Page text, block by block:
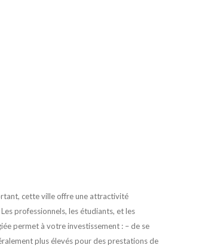
cette ville offre une attractivité
professionnels, les étudiants, et les
permet à votre investissement : – de se
plus élevés pour des prestations de